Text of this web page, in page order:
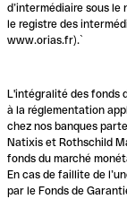
d’intermédiaire sous le
le registre des
www.orias.fr).`
L'intégralité des fonds
à la réglementation
chez nos banques
Natixis et Rothschild
fonds du marché
En cas de faillite de
par le Fonds de